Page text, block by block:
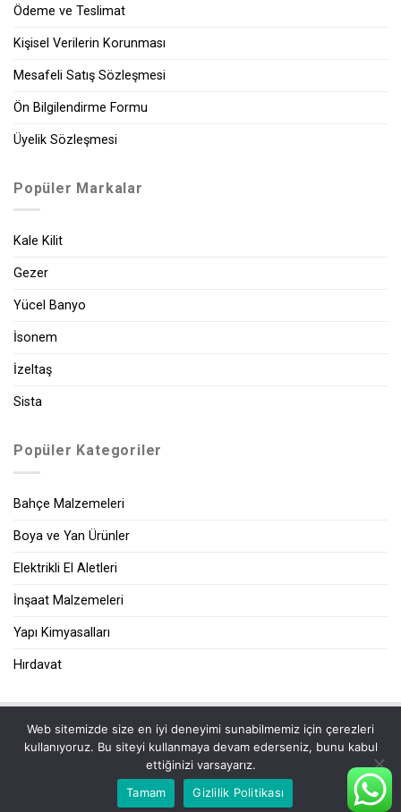
Ödeme ve Teslimat
Kişisel Verilerin Korunması
Mesafeli Satış Sözleşmesi
Ön Bilgilendirme Formu
Üyelik Sözleşmesi
Popüler Markalar
Kale Kilit
Gezer
Yücel Banyo
İsonem
İzeltaş
Sista
Popüler Kategoriler
Bahçe Malzemeleri
Boya ve Yan Ürünler
Elektrikli El Aletleri
İnşaat Malzemeleri
Yapı Kimyasalları
Hırdavat
Zeybek Yapı Market| Tüm Hakları Saklıdır
Web sitemizde size en iyi deneyimi sunabilmemiz için çerezleri
kullanıyoruz. Bu siteyi kullanmaya devam ederseniz, bunu kabul
ettiğinizi varsayarız.
Tamam
Gizlilik Politikası